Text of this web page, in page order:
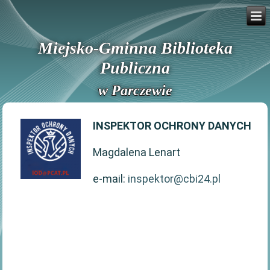
Miejsko-Gminna Biblioteka
Publiczna
w Parczewie
INSPEKTOR OCHRONY DANYCH
Magdalena Lenart
e-mail: inspektor@cbi24.pl